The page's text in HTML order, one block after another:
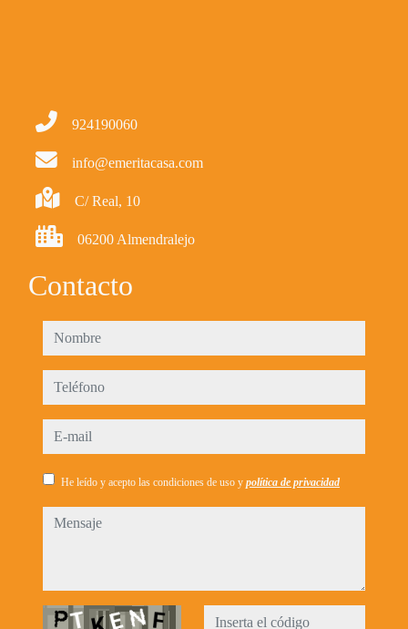
924190060
info@emeritacasa.com
C/ Real, 10
06200 Almendralejo
Contacto
nombre
teléfono
e-mail
He leído y acepto las condiciones de uso y política de privacidad
mensaje
Captcha